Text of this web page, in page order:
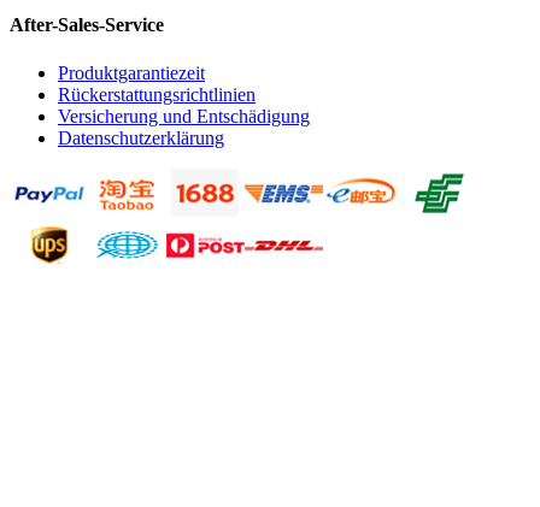
After-Sales-Service
Produktgarantiezeit
Rückerstattungsrichtlinien
Versicherung und Entschädigung
Datenschutzerklärung